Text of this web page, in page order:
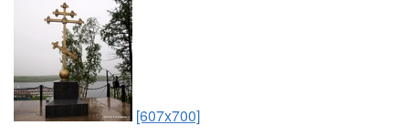
[607x700]